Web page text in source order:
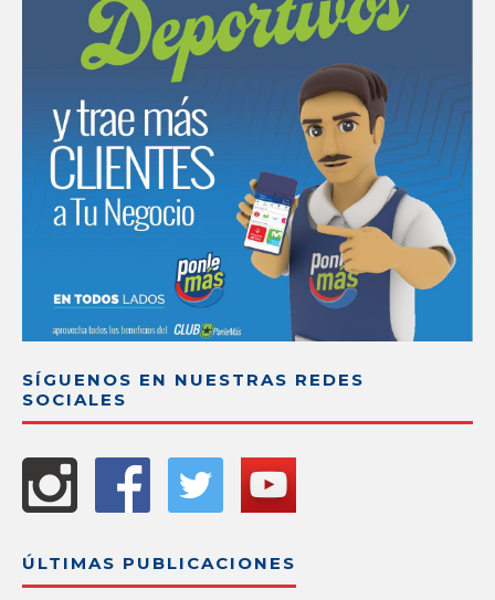
SÍGUENOS EN NUESTRAS REDES
SOCIALES
ÚLTIMAS PUBLICACIONES